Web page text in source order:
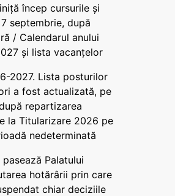
încep cursurile și
septembrie, după
/ Calendarul anului
și lista vacanțelor
2027. Lista posturilor
a fost actualizată, pe
repartizarea
la Titularizare 2026 pe
nedeterminată
Palatului
hotărârii prin care
chiar deciziile